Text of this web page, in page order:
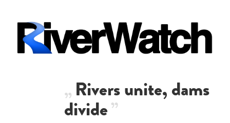
Rivers unite, dams
divide